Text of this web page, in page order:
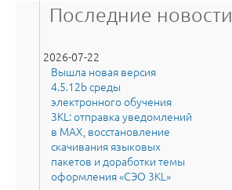
Последние новости
2026-07-22
Вышла новая версия
4.5.12b среды
электронного обучения
3KL: отправка уведомлений
в MAX, восстановление
скачивания языковых
пакетов и доработки темы
оформления «СЭО 3KL»